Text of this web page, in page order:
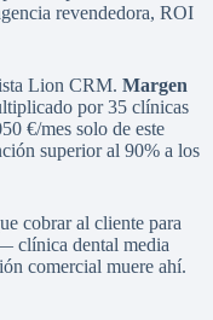
revendedora, ROI
Lion CRM. Margen
por 35 clínicas
€/mes solo de este
superior al 90% a los
cobrar al cliente para
clínica dental media
comercial muere ahí.